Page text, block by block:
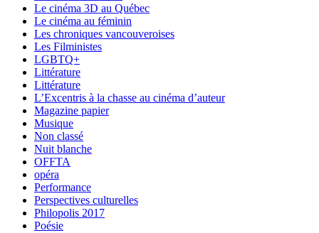
Le cinéma 3D au Québec
Le cinéma au féminin
Les chroniques vancouveroises
Les Filministes
LGBTQ+
Littérature
Littérature
L’Excentris à la chasse au cinéma d’auteur
Magazine papier
Musique
Non classé
Nuit blanche
OFFTA
opéra
Performance
Perspectives culturelles
Philopolis 2017
Poésie